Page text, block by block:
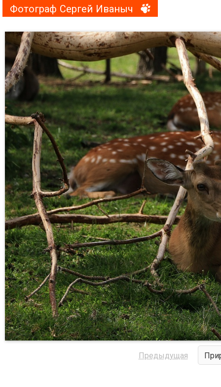
Фотограф Сергей Иваныч
Предыдущая